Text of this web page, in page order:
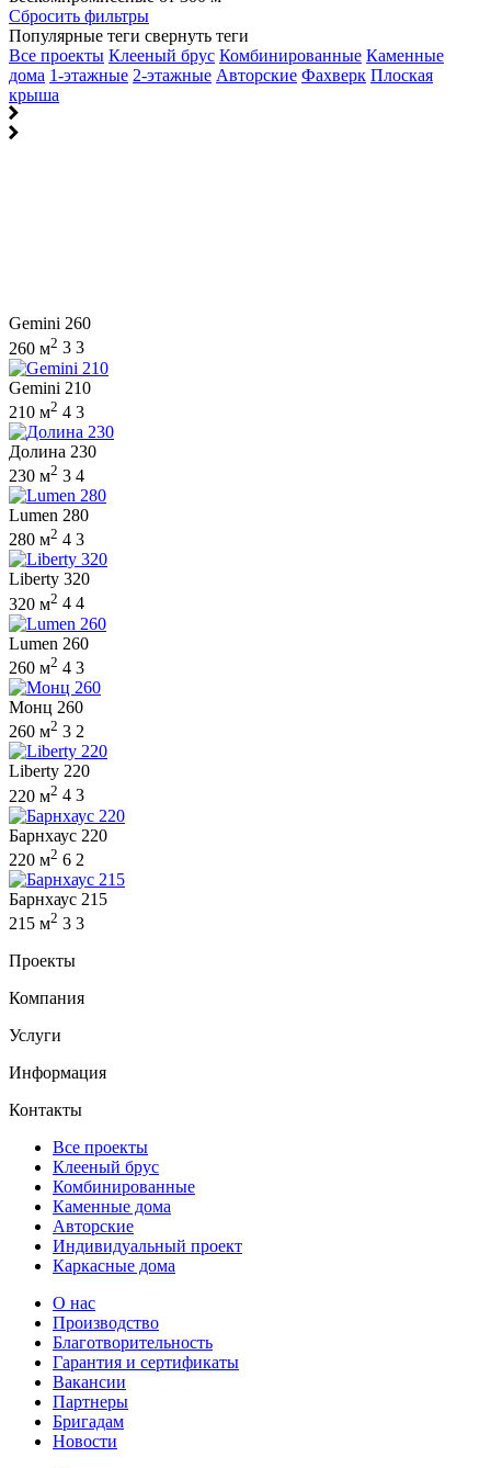
Сбросить фильтры
Популярные теги свернуть теги
Все проекты Клееный брус Комбинированные Каменные
дома 1-этажные 2-этажные Авторские Фахверк Плоская
крыша
Gemini 260
260 м2 3 3
Gemini 210
210 м2 4 3
Долина 230
230 м2 3 4
Lumen 280
280 м2 4 3
Liberty 320
320 м2 4 4
Lumen 260
260 м2 4 3
Монц 260
260 м2 3 2
Liberty 220
220 м2 4 3
Барнхаус 220
220 м2 6 2
Барнхаус 215
215 м2 3 3
Проекты
Компания
Услуги
Информация
Контакты
Все проекты
Клееный брус
Комбинированные
Каменные дома
Авторские
Индивидуальный проект
Каркасные дома
О нас
Производство
Благотворительность
Гарантия и сертификаты
Вакансии
Партнеры
Бригадам
Новости